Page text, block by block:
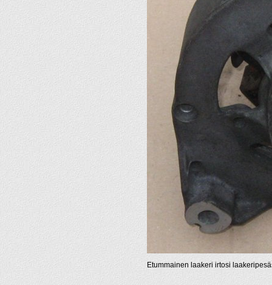
Etummainen laakeri irtosi